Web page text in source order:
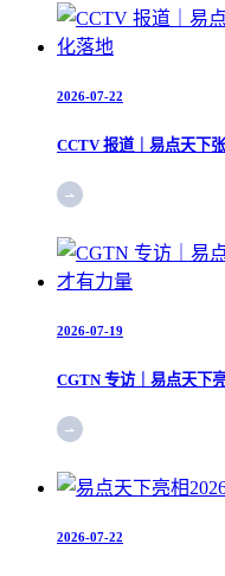
2026-07-22
CCTV 报道｜易点天下
2026-07-19
CGTN 专访｜易点天下
2026-07-22